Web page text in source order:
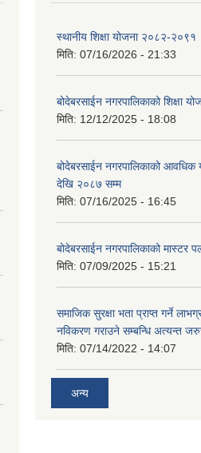
स्थानीय शिक्षा योजना २०८२-२०९१
मिति: 07/16/2026 - 21:33
बोदेबरसाईन नगरपालिकाको शिक्षा
मिति: 12/12/2025 - 18:08
बोदेबरसाईन नगरपालिकाको आवधिक
देखि २०८७ सम्म
मिति: 07/16/2025 - 16:45
बोदेबरसाईन नगरपालिकाको मास्टर
मिति: 07/09/2025 - 15:21
समाजिक सुरक्षा भता प्राप्त गर्ने
नविकरण गराउने सम्बन्धि अत्यन्त
मिति: 07/14/2022 - 14:07
अन्य